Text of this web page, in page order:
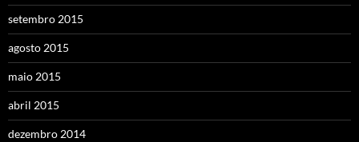
setembro 2015
agosto 2015
maio 2015
abril 2015
dezembro 2014